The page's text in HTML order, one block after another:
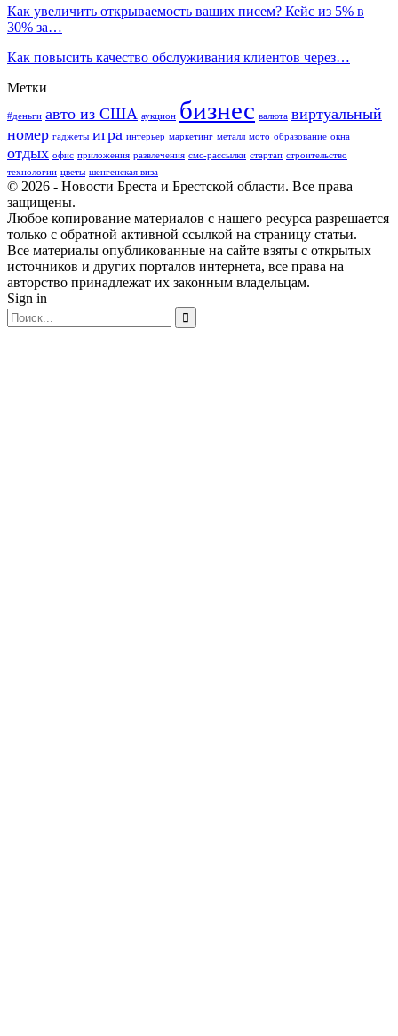
Как увеличить открываемость ваших писем? Кейс из 5% в
30% за…
Как повысить качество обслуживания клиентов через…
Метки
#деньги авто из США аукцион бизнес валюта виртуальный
номер гаджеты игра интерьер маркетинг металл мото образование окна
отдых офис приложения развлечения смс-рассылки стартап строительство
технологии цветы шенгенская виза
© 2026 - Новости Бреста и Брестской области. Все права
защищены.
Любое копирование материалов с нашего ресурса разрешается
только с обратной активной ссылкой на страницу статьи.
Все материалы опубликованные на сайте взяты с открытых
источников и других порталов интернета, все права на
авторство принадлежат их законным владельцам.
Sign in